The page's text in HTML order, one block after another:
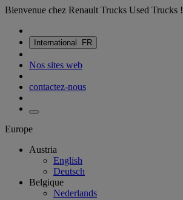
Bienvenue chez Renault Trucks Used Trucks !
International FR
Nos sites web
contactez-nous
Europe
Austria
English
Deutsch
Belgique
Nederlands